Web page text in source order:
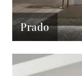
Prado